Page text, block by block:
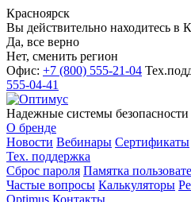
Красноярск
Вы действительно находитесь в
Да, все верно
Нет, сменить регион
Офис: +7 (800) 555-21-04
555-04-41
Надежные системы безопасности
О бренде
Новости Вебинары Сертификаты
Тех. поддержка
Сброс пароля Памятка
Частые вопросы Калькуляторы
Optimus Контакты